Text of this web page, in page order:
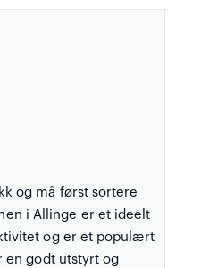
og må først sortere
i Allinge er et ideelt
og er et populært
en godt utstyrt og